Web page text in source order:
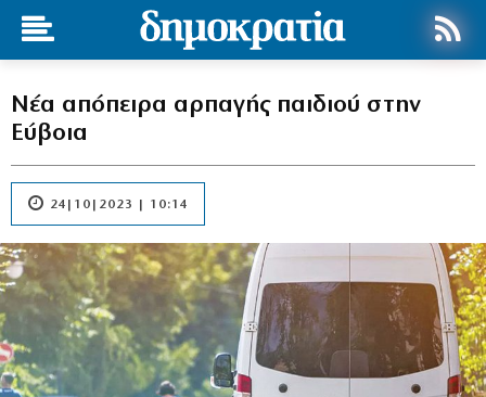
Νέα απόπειρα αρπαγής παιδιού στην
Εύβοια
24|10|2023 | 10:14